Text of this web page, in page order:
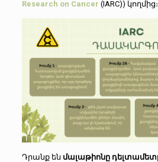
Research on Cancer (IARC)) կողմից։
Դրանք են մալաթիոնը